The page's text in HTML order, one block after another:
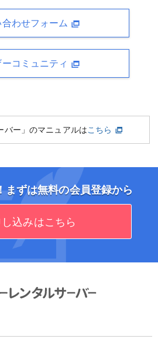
わせフォーム
コミュニティ
バー」のマニュアルはこちら
まずは無料の会員登録から
込みはこちら